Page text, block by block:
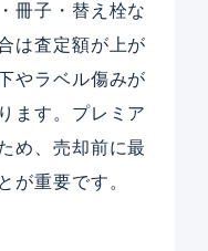
冊子・替え栓な
は査定額が上が
やラベル傷みが
ます。プレミア
め、売却前に最
が重要です。